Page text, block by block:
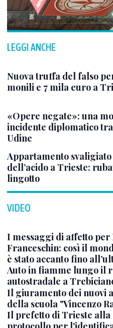
LEGGI ANCHE
Nuova truffa del falso
monili e 7 mila euro a
«Opere negate»: una
incidente diplomatico
Udine
Appartamento
dell’acido a Trieste:
lingotto
VIDEO
I messaggi di affetto per
Franceschin: così il
è stato accanto fino
Auto in fiamme lungo il
autostradale a
Il giuramento dei nuovi
della scuola "Vincenzo
Il prefetto di Trieste alla